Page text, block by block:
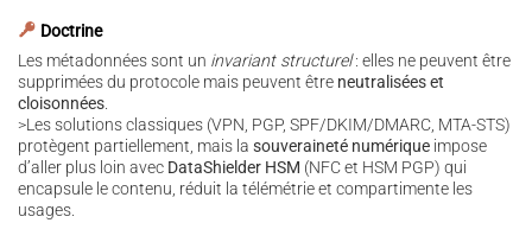
Doctrine
Les métadonnées sont un invariant structurel: elles ne peuvent être
supprimées du protocole mais peuvent être neutralisées et
cloisonnées.
>Les solutions classiques (VPN, PGP, SPF/DKIM/DMARC, MTA-STS)
protègent partiellement, mais la souveraineté numérique impose
d’aller plus loin avec DataShielder HSM (NFC et HSM PGP) qui
encapsule le contenu, réduit la télémétrie et compartimente les
usages.